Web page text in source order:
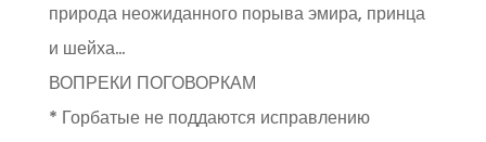
природа неожиданного порыва эмира, принца
и шейха…
ВОПРЕКИ ПОГОВОРКАМ
* Горбатые не поддаются исправлению